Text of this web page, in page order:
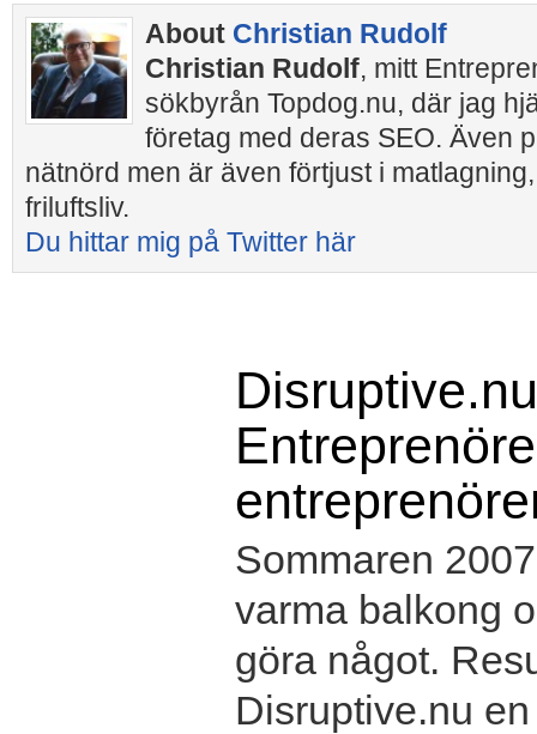
About Christian Rudolf
Christian Rudolf, mitt
sökbyrån Topdog.nu, där jag
företag med deras SEO. Även
nätnörd men är även förtjust i
friluftsliv.
Du hittar mig på Twitter här
Sommaren
varma balkong
göra något.
Disruptive.nu